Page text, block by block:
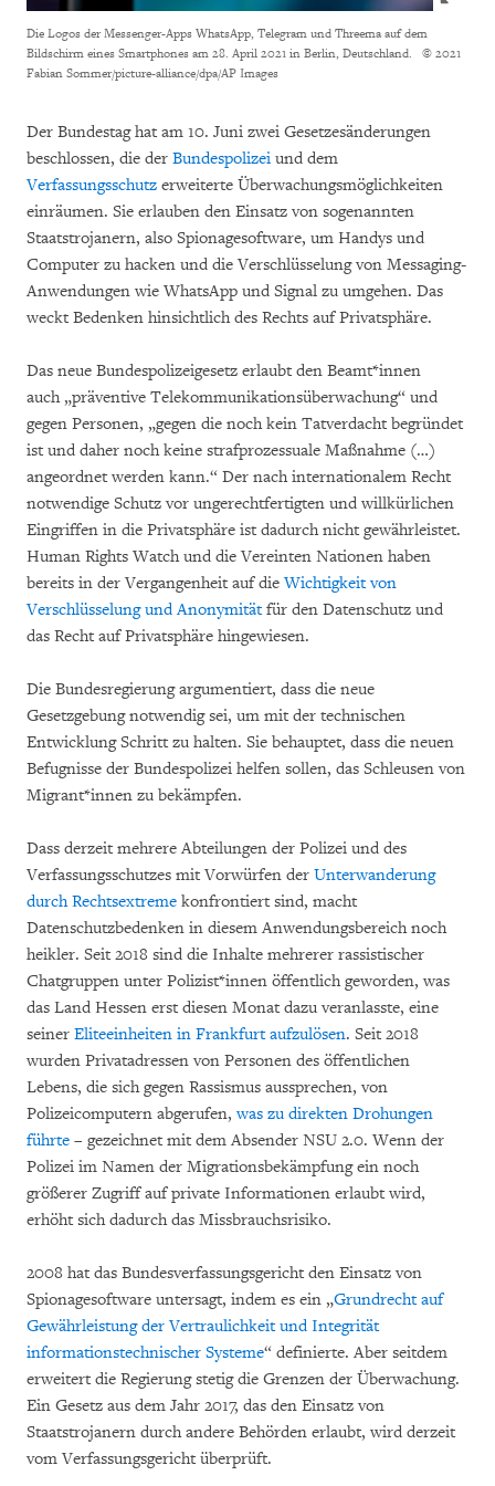
Die Logos der Messenger-Apps WhatsApp, Telegram und Threema auf dem
Bildschirm eines Smartphones am 28. April 2021 in Berlin, Deutschland.
© 2021
Fabian Sommer/picture-alliance/dpa/AP Images
Der Bundestag hat am 10. Juni zwei Gesetzesänderungen
beschlossen, die der Bundespolizei und dem
Verfassungsschutz erweiterte Überwachungsmöglichkeiten
einräumen. Sie erlauben den Einsatz von sogenannten
Staatstrojanern, also Spionagesoftware, um Handys und
Computer zu hacken und die Verschlüsselung von Messaging-
Anwendungen wie WhatsApp und Signal zu umgehen. Das
weckt Bedenken hinsichtlich des Rechts auf Privatsphäre.
Das neue Bundespolizeigesetz erlaubt den Beamt*innen
auch „präventive Telekommunikationsüberwachung“ und
gegen Personen, „gegen die noch kein Tatverdacht begründet
ist und daher noch keine strafprozessuale Maßnahme (…)
angeordnet werden kann.“ Der nach internationalem Recht
notwendige Schutz vor ungerechtfertigten und willkürlichen
Eingriffen in die Privatsphäre ist dadurch nicht gewährleistet.
Human Rights Watch und die Vereinten Nationen haben
bereits in der Vergangenheit auf dieWichtigkeit von
Verschlüsselung und Anonymitätfür den Datenschutz und
das Recht auf Privatsphäre hingewiesen.
Die Bundesregierung argumentiert, dass die neue
Gesetzgebung notwendig sei, um mit der technischen
Entwicklung Schritt zu halten. Sie behauptet, dass die neuen
Befugnisse der Bundespolizei helfen sollen, das Schleusen von
Migrant*innen zu bekämpfen.
Dass derzeit mehrere Abteilungen der Polizei und des
Verfassungsschutzes mit Vorwürfen der Unterwanderung
durch Rechtsextreme konfrontiert sind, macht
Datenschutzbedenken in diesem Anwendungsbereich noch
heikler. Seit 2018 sind die Inhalte mehrerer rassistischer
Chatgruppen unter Polizist*innen öffentlich geworden, was
das Land Hessen erst diesen Monat dazu veranlasste, eine
seiner Eliteeinheiten in Frankfurt aufzulösen. Seit 2018
wurden Privatadressen von Personen des öffentlichen
Lebens, die sich gegen Rassismus aussprechen, von
Polizeicomputern abgerufen,was zu direkten Drohungen
führte – gezeichnet mit dem Absender NSU 2.0. Wenn der
Polizei im Namen der Migrationsbekämpfung ein noch
größerer Zugriff auf private Informationen erlaubt wird,
erhöht sich dadurch das Missbrauchsrisiko.
2008 hat das Bundesverfassungsgericht den Einsatz von
Spionagesoftware untersagt, indem es ein „Grundrecht auf
Gewährleistung der Vertraulichkeit und Integrität
informationstechnischer Systeme“ definierte. Aber seitdem
erweitert die Regierung stetig die Grenzen der Überwachung.
Ein Gesetz aus dem Jahr 2017, das den Einsatz von
Staatstrojanern durch andere Behörden erlaubt, wird derzeit
vom Verfassungsgericht überprüft.